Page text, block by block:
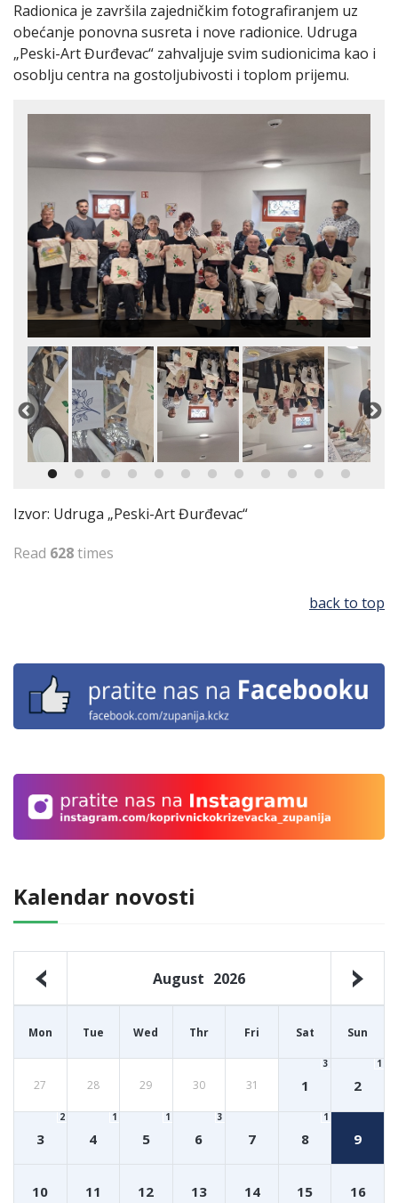
Kalendar novosti
August 2026
Mon Tue Wed Thr Fri Sat Sun
27 28 29 30 31 1
3
2
1
3
2
4
1
5
1
6
3
7 8
1
9
10 11 12 13 14 15 16
Radionica je završila zajedničkim fotografiranjem uz
obećanje ponovna susreta i nove radionice. Udruga
„Peski-Art Đurđevac“ zahvaljuje svim sudionicima kao i
osoblju centra na gostoljubivosti i toplom prijemu.
Izvor: Udruga „Peski-Art Đurđevac“
Read 628times
back to top